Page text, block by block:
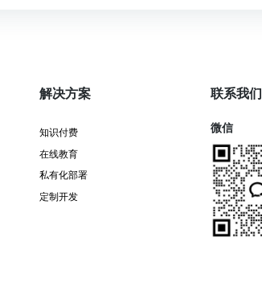
解决方案
知识付费
在线教育
私有化部署
定制开发
联系我们
微信